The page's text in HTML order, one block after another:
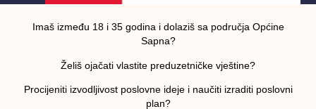
Imaš između 18 i 35 godina i dolaziš sa područja Općine
Sapna?
Želiš ojačati vlastite preduzetničke vještine?
Procijeniti izvodljivost poslovne ideje i naučiti izraditi poslovni
plan?